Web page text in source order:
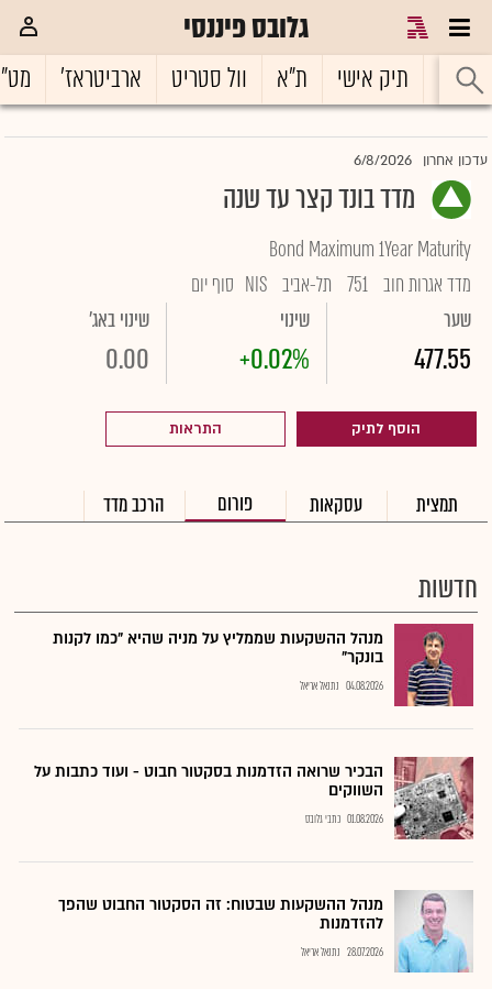
גלובס פיננסי
ראשי תיק אישי ת"א וול סטריט ארביטראז'
עדכון אחרון 6/8/2026
מדד בונד קצר עד שנה
Bond Maximum 1Year Maturity
מדד אגרות חוב 751 תל-אביב NIS סוף יום
שער
477.55
שינוי
+0.02%
שינוי באג'
0.00
הוסף לתיק התראות
תמצית עסקאות פורום הרכב מדד
חדשות
מנהל ההשקעות שממליץ על מניה שהיא "כמו לקנות
בונקר"
04.08.2026 נתנאל אריאל
הבכיר שרואה הזדמנות בסקטור חבוט - ועוד כתבות על
השווקים
01.08.2026 כתבי גלובס
מנהל ההשקעות שבטוח: זה הסקטור החבוט שהפך
להזדמנות
28.07.2026 נתנאל אריאל